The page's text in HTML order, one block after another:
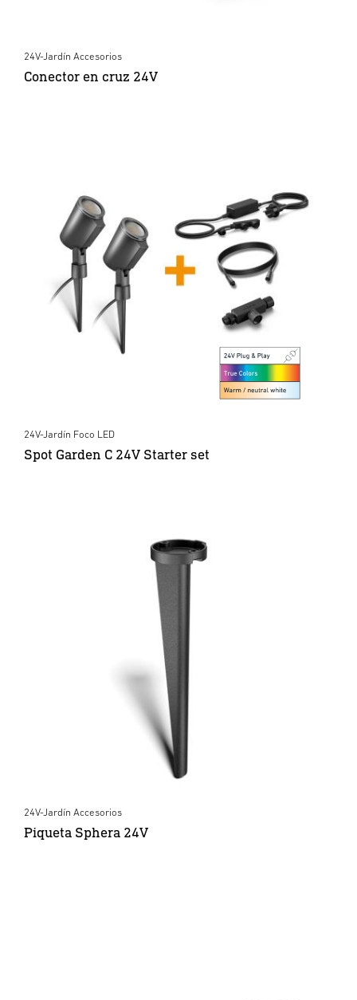
24V-Jardín Accesorios
Conector en cruz 24V
24V-Jardín Foco LED
Spot Garden C 24V Starter set
24V-Jardín Accesorios
Piqueta Sphera 24V